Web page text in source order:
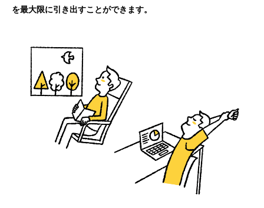
を最大限に引き出すことができます。